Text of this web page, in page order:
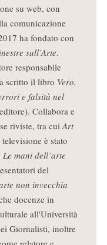
su web, con
comunicazione
ha fondato con
sull’Arte.
responsabile
scritto il libro Vero,
e falsità nel
Collabora e
riviste, tra cui Art
è stato
Le mani dell’arte
del
non invecchia
docenze in
all'Università
Giornalisti, inoltre